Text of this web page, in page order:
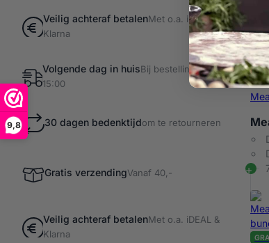
9,8
Veilig achteraf betalenMet o.a. iDEAL &
Klarna
Volgende dag in huisBij bestellingen voor
15:00
30 dagen bedenktijdom te retourneren
Gratis verzendingVanaf 40,-
Veilig achteraf betalenMet o.a. iDEAL &
Klarna